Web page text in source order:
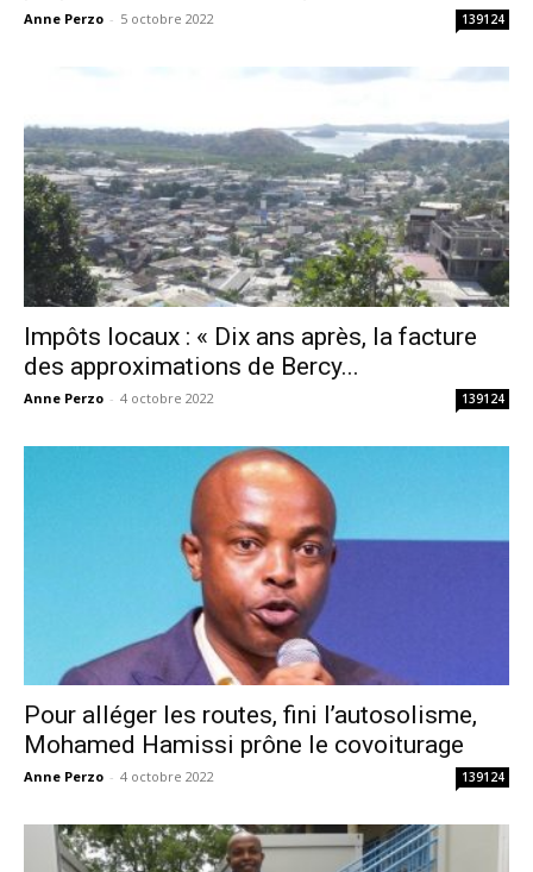
Anne Perzo - 5 octobre 2022 139124
Impôts locaux : « Dix ans après, la facture
des approximations de Bercy...
Anne Perzo - 4 octobre 2022 139124
Pour alléger les routes, fini l’autosolisme,
Mohamed Hamissi prône le covoiturage
Anne Perzo - 4 octobre 2022 139124